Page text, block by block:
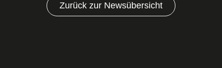
Zurück zur Newsübersicht